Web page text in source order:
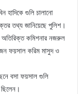
হাদিকে গুলি চালানো
তথ্য জানিয়েছে পুলিশ।
অতিরিক্ত কমিশনার নজরুল
ফয়সাল করিম মাসুদ ও
বসা ফয়সাল গুলি